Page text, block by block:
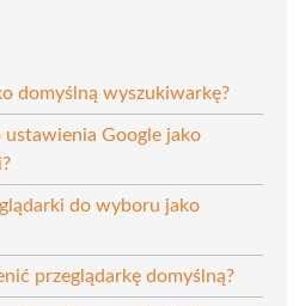
domyślną wyszukiwarkę?
ustawienia Google jako
do wyboru jako
przeglądarkę domyślną?